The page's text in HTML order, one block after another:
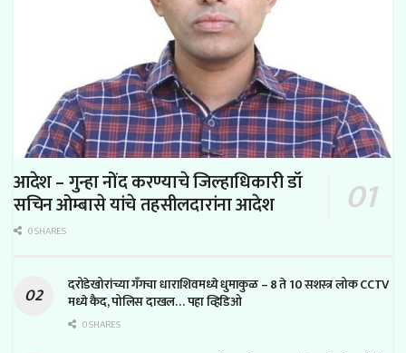
आदेश – गुन्हा नोंद करण्याचे जिल्हाधिकारी डॉ
सचिन ओम्बासे यांचे तहसीलदारांना आदेश
0 SHARES
दरोडेखोरांच्या गँगचा धाराशिवमध्ये धुमाकुळ – 8 ते 10 सशस्त्र लोक CCTV
मध्ये कैद, पोलिस दाखल… पहा व्हिडिओ
0 SHARES